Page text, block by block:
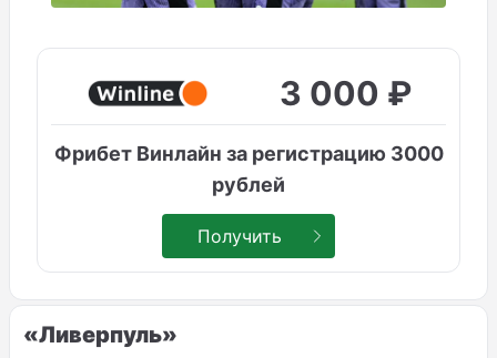
3 000 ₽
Фрибет Винлайн за регистрацию 3000
рублей
Получить
«Ливерпуль»